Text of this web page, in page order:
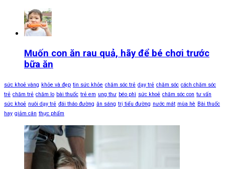
Muốn con ăn rau quả, hãy để bé chơi trước
bữa ăn
sức khoẻ vàng khỏe và đẹp tin sức khỏe chăm sóc trẻ dạy trẻ chăm sóc cách chăm sóc
trẻ chăm trẻ chăm lo bài thuốc trẻ em ung thư béo phì sức khoẻ chăm sóc con tư vấn
sức khoẻ nuôi dạy trẻ đái tháo đường ăn sáng trị tiểu đường nước mát mùa hè Bài thuốc
hay giảm cân thực phẩm